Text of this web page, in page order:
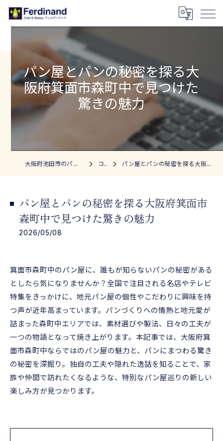
パン屋とパンの秘密を探る大
阪府箕面市森町中で見つけた
驚きの魅力
大阪府池田市のパン屋ならフェルディナンド コラム パン屋とパンの秘密を探る大阪府箕面市森町中で見つけた驚きの魅力
パン屋とパンの秘密を探る大阪府箕面市
森町中で見つけた驚きの魅力
2026/05/08
箕面市森町中のパン屋に、誰もが知らないパンの秘密がある
としたら気になりませんか？全国で注目される名店やテレビ
特集をきっかけに、地元パン屋の個性やこだわりに興味を持
つ声が近年高まっています。パンづくりへの情熱と地元愛が
詰まった森町中エリアでは、素材選びや製法、日々の工夫が
一つの物語となって焼き上がります。本記事では、大阪府箕
面市森町中ならではのパン屋の魅力と、パンにまつわる驚き
の秘密を深掘り。独自の工夫や隠れた逸話を知ることで、家
族や仲間で訪れたくなるような、特別なパン屋巡りの新しい
楽しみ方が見つかります。